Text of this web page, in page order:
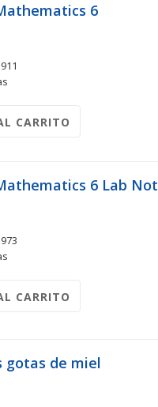
6
CARRITO
6 Lab
CARRITO
gotas de miel